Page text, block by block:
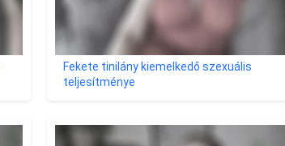
Fekete tinilány kiemelkedő szexuális
teljesítménye